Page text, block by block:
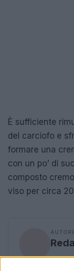
È sufficiente
del carciofo e
formare una
con un po’ di
composto
viso per circa